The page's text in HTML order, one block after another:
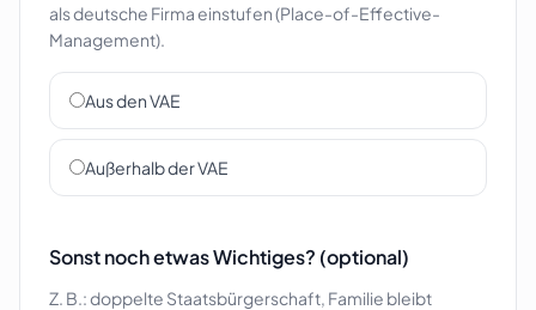
als deutsche Firma einstufen (Place-of-Effective-
Management).
Aus den VAE
Außerhalb der VAE
Sonst noch etwas Wichtiges? (optional)
Z. B.: doppelte Staatsbürgerschaft, Familie bleibt